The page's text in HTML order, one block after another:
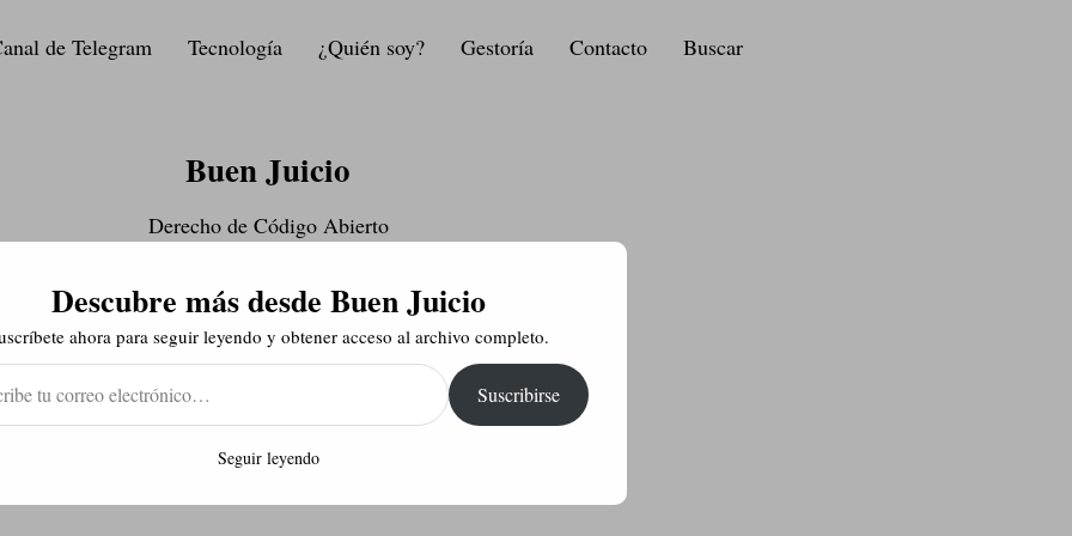
de Telegram Tecnología ¿Quién soy? Gestoría Contacto Buscar
Buen Juicio
Derecho de Código Abierto
Descubre más desde Buen Juicio
ahora para seguir leyendo y obtener acceso al archivo completo.
Suscribirse
Seguir leyendo